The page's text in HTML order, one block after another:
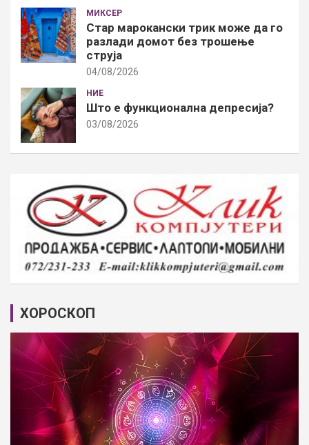
МИКСЕР
Стар марокански трик може да го
разлади домот без трошење
струја
04/08/2026
НИЕ
Што е функционална депресија?
03/08/2026
ХОРОСКОП